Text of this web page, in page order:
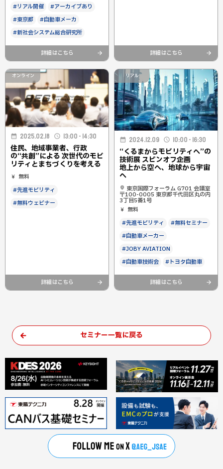
#リアル開催
#アーカイブあり
#東京都
#自動車メーカ
#新社会システム総合研究所
詳細はこちら 詳細はこちら
オンライン
2025.02.18 13:00 - 14:30
住民、地域事業者、行政
の“共創”による 次世代のモビ
リティとまちづくりを考える
無料
#先進モビリティ
#無料ウェビナー
詳細はこちら
リアル
2024.12.09 10:00 - 16:30
“くるまからモビリティへ”の
技術展 スピンオフ企画
地上から空へ、地球から宇宙
へ
東京国際フォーラム G701 会議室
〒100-0005 東京都千代田区丸の内
3丁目5番1号
無料
#先進モビリティ
#無料セミナー
#自動車メーカー
#JOBY AVIATION
#自動車技術会
#トヨタ自動車
詳細はこちら
セミナー一覧に戻る